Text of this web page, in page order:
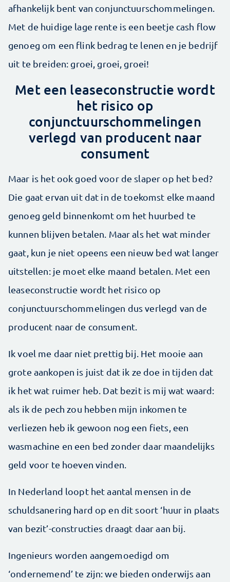
afhankelijk bent van conjunctuurschommelingen.
Met de huidige lage rente is een beetje cash flow
genoeg om een flink bedrag te lenen en je bedrijf
uit te breiden: groei, groei, groei!
Met een leaseconstructie wordt
het risico op
conjunctuurschommelingen
verlegd van producent naar
consument
Maar is het ook goed voor de slaper op het bed?
Die gaat ervan uit dat in de toekomst elke maand
genoeg geld binnenkomt om het huurbed te
kunnen blijven betalen. Maar als het wat minder
gaat, kun je niet opeens een nieuw bed wat langer
uitstellen: je moet elke maand betalen. Met een
leaseconstructie wordt het risico op
conjunctuurschommelingen dus verlegd van de
producent naar de consument.
Ik voel me daar niet prettig bij. Het mooie aan
grote aankopen is juist dat ik ze doe in tijden dat
ik het wat ruimer heb. Dat bezit is mij wat waard:
als ik de pech zou hebben mijn inkomen te
verliezen heb ik gewoon nog een fiets, een
wasmachine en een bed zonder daar maandelijks
geld voor te hoeven vinden.
In Nederland loopt het aantal mensen in de
schuldsanering hard op en dit soort ‘huur in plaats
van bezit’-constructies draagt daar aan bij.
Ingenieurs worden aangemoedigd om
‘ondernemend’ te zijn: we bieden onderwijs aan